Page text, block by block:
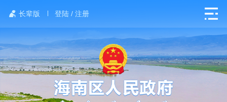
长辈版 登陆 / 注册